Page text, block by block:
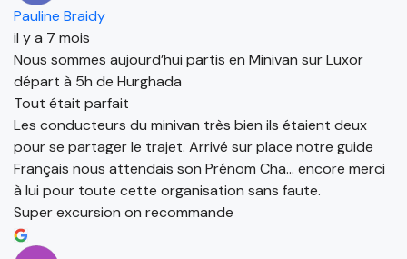
Pauline Braidy
il y a 7 mois
Nous sommes aujourd’hui partis en Minivan sur Luxor
départ à 5h de Hurghada
Tout était parfait
Les conducteurs du minivan très bien ils étaient deux
pour se partager le trajet. Arrivé sur place notre guide
Français nous attendais son Prénom Cha… encore merci
à lui pour toute cette organisation sans faute.
Super excursion on recommande